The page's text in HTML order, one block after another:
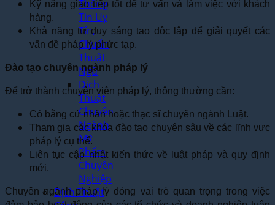
Thông
Tin Uy
Tín,
Chuẩn
Thuật
Ngữ
Dịch
Thuật
Chuyên
Ngành
Mỹ
Phẩm
Chuyên
Nghiệp
Dịch Thuật
Kỹ năng giao tiếp tốt để tư vấn và làm việc với khách
hàng.
Khả năng tư duy sáng tạo độc lập để giải quyết các
vấn đề pháp lý phức tạp.
Đào tạo chuyên ngành pháp lý
Để trở thành chuyên viên pháp lý, thông thường cần:
Có bằng cử nhân hoặc thạc sĩ chuyên ngành Luật.
Tham gia các khóa đào tạo chuyên sâu về các lĩnh vực
pháp lý cụ thể.
Liên tục cập nhật kiến thức về luật pháp và quy định
mới.
Chuyên ngành pháp lý đóng vai trò quan trọng trong việc